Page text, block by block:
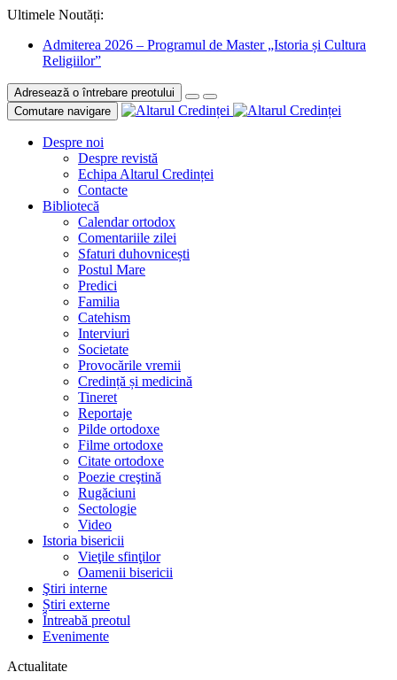
Ultimele Noutăți:
Admiterea 2026 – Programul de Master „Istoria și Cultura
Religiilor”
Adresează o întrebare preotului
Comutare navigare
Despre noi
Despre revistă
Echipa Altarul Credinței
Contacte
Bibliotecă
Calendar ortodox
Comentariile zilei
Sfaturi duhovnicești
Postul Mare
Predici
Familia
Catehism
Interviuri
Societate
Provocările vremii
Credință și medicină
Tineret
Reportaje
Pilde ortodoxe
Filme ortodoxe
Citate ortodoxe
Poezie creştină
Rugăciuni
Sectologie
Video
Istoria bisericii
Vieţile sfinţilor
Oamenii bisericii
Ştiri interne
Știri externe
Întreabă preotul
Evenimente
Actualitate